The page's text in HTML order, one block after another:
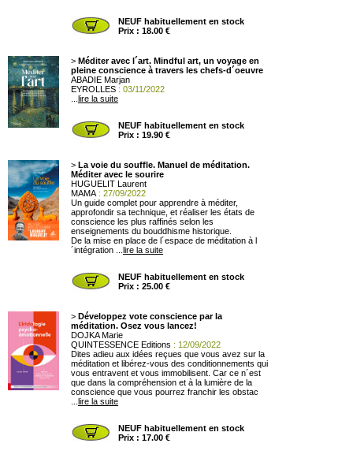
NEUF habituellement en stock
Prix : 18.00 €
> Méditer avec l´art. Mindful art, un voyage en
pleine conscience à travers les chefs-d´oeuvre
ABADIE Marjan
EYROLLES : 03/11/2022
lire la suite
NEUF habituellement en stock
Prix : 19.90 €
> La voie du souffle. Manuel de méditation.
Méditer avec le sourire
HUGUELIT Laurent
MAMA : 27/09/2022
Un guide complet pour apprendre à méditer,
approfondir sa technique, et réaliser les états de
conscience les plus raffinés selon les
enseignements du bouddhisme historique.
De la mise en place de l´espace de méditation à l
´intégration ... lire la suite
NEUF habituellement en stock
Prix : 25.00 €
> Développez vote conscience par la
méditation. Osez vous lancez!
DOJKA Marie
QUINTESSENCE Editions : 12/09/2022
Dites adieu aux idées reçues que vous avez sur la
méditation et libérez-vous des conditionnements qui
vous entravent et vous immobilisent. Car ce n´est
que dans la compréhension et à la lumière de la
conscience que vous pourrez franchir les obstac
lire la suite
NEUF habituellement en stock
Prix : 17.00 €